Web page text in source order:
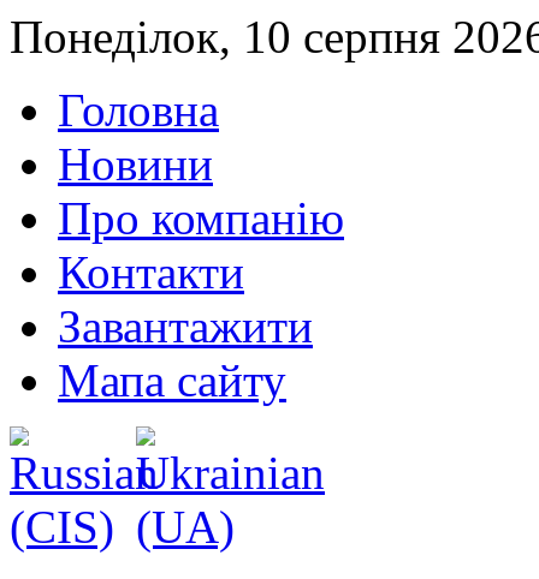
Понеділок, 10 серпня
Головна
Новини
Про компанію
Контакти
Завантажити
Мапа сайту